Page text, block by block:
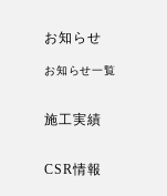
お知らせ
お知らせ一覧
施工実績
CSR情報